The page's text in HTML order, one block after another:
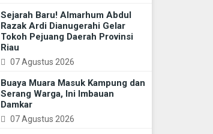
Sejarah Baru! Almarhum Abdul
Razak Ardi Dianugerahi Gelar
Tokoh Pejuang Daerah Provinsi
Riau
07 Agustus 2026
Buaya Muara Masuk Kampung dan
Serang Warga, Ini Imbauan
Damkar
07 Agustus 2026